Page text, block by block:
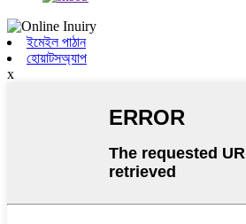
ইমেইল পাঠান
হোয়াটসঅ্যাপ
x